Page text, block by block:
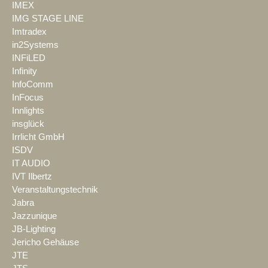
IMEX
IMG STAGE LINE
Imtradex
in2Systems
INFiLED
Infinity
InfoComm
InFocus
Innlights
insglück
Irrlicht GmbH
ISDV
IT AUDIO
IVT Ilbertz
Veranstaltungstechnik
Jabra
Jazzunique
JB-Lighting
Jericho Gehäuse
JTE